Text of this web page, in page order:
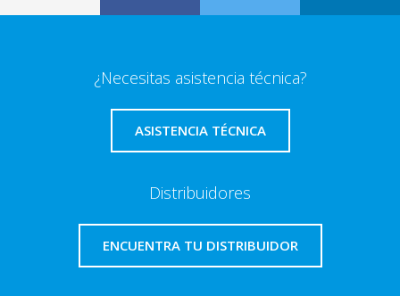
¿Necesitas asistencia técnica?
ASISTENCIA TÉCNICA
Distribuidores
ENCUENTRA TU DISTRIBUIDOR